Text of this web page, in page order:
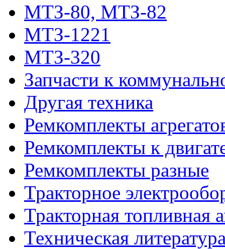
МТЗ-80, МТЗ-82
МТЗ-1221
МТЗ-320
Запчасти к
Другая техника
Ремкомплекты
Ремкомплекты к
Ремкомплекты разные
Тракторное
Тракторная топливная
Техническая